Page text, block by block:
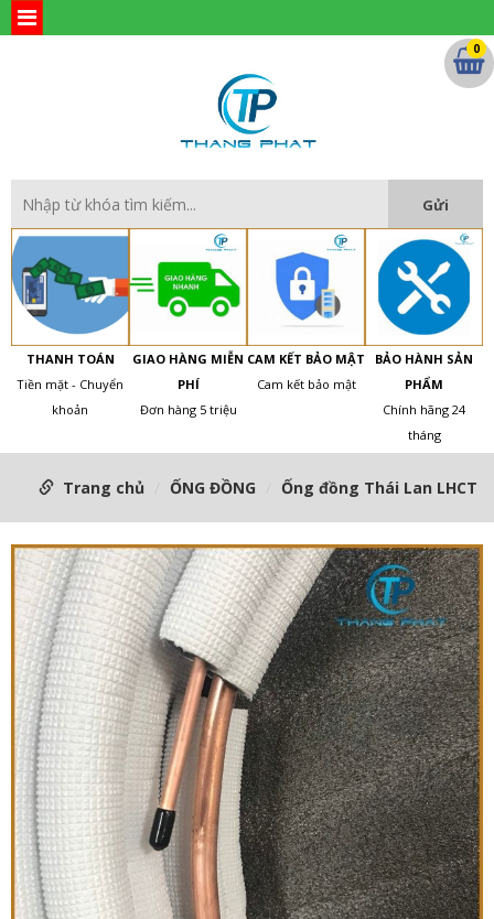
THANH TOÁN
Tiền mặt - Chuyển
khoản
GIAO HÀNG MIỄN
PHÍ
Đơn hàng 5 triệu
CAM KẾT BẢO MẬT
Cam kết bảo mật
BẢO HÀNH SẢN
PHẨM
Chính hãng 24
tháng
0
Trang chủ ỐNG ĐỒNG Ống đồng Thái Lan LHCT